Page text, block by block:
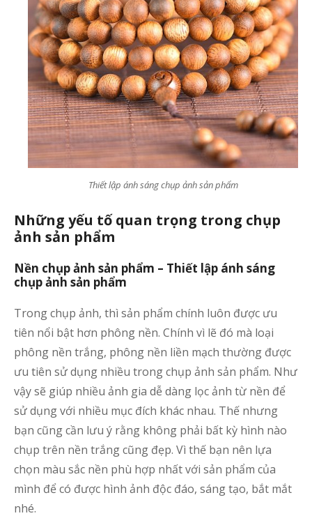
Thiết lập ánh sáng chụp ảnh sản phẩm
Những yếu tố quan trọng trong chụp
ảnh sản phẩm
Nền chụp ảnh sản phẩm – Thiết lập ánh sáng
chụp ảnh sản phẩm
Trong chụp ảnh, thì sản phẩm chính luôn được ưu
tiên nổi bật hơn phông nền. Chính vì lẽ đó mà loại
phông nền trắng, phông nền liền mạch thường được
ưu tiên sử dụng nhiều trong chụp ảnh sản phẩm. Như
vậy sẽ giúp nhiều ảnh gia dễ dàng lọc ảnh từ nền để
sử dụng với nhiều mục đích khác nhau. Thế nhưng
bạn cũng cần lưu ý rằng không phải bất kỳ hình nào
chụp trên nền trắng cũng đẹp. Vì thế bạn nên lựa
chọn màu sắc nền phù hợp nhất với sản phẩm của
mình để có được hình ảnh độc đáo, sáng tạo, bắt mắt
nhé.